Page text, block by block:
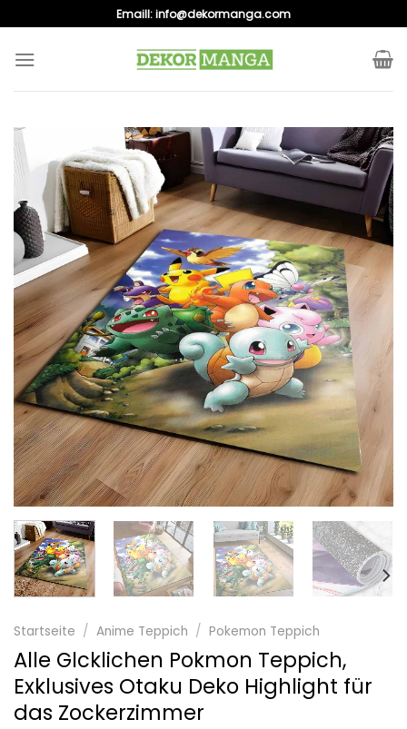
to
content
Emaill:info@dekormanga.com
Startseite / Anime Teppich / Pokemon Teppich
Alle Glcklichen Pokmon Teppich,
Exklusives Otaku Deko Highlight für
das Zockerzimmer